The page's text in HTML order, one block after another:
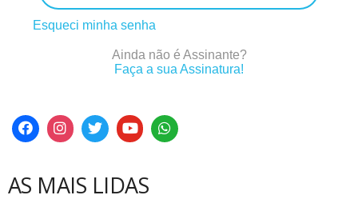
Esqueci minha senha
Ainda não é Assinante?
Faça a sua Assinatura!
AS MAIS LIDAS